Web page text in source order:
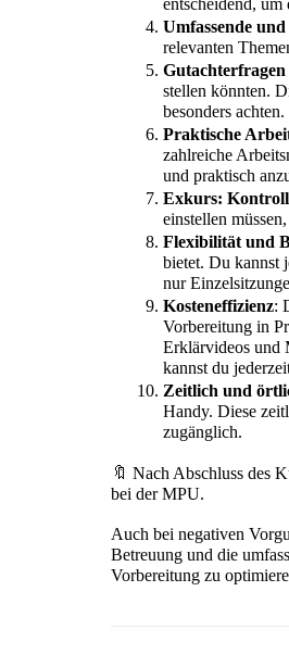
entscheidend,
Umfassende
relevanten
Gutachterfragen
stellen könnten.
besonders achten.
Praktische
zahlreiche
und praktisch
Exkurs:
einstellen
Flexibilität und
bietet. Du kannst
nur
Kosteneffizienz:
Vorbereitung in
Erklärvideos und
kannst du
Zeitlich und
Handy. Diese
zugänglich.
🔖 Nach Abschluss des
bei der MPU.
Auch bei negativen
Betreuung und die
Vorbereitung zu